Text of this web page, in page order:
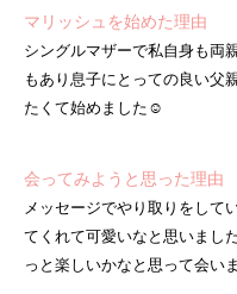
マリッシュを始めた理由
シングルマザーで私自身も両
もあり息子にとっての良い父
たくて始めました☺️
会ってみようと思った理由
メッセージでやり取りをして
てくれて可愛いなと思いまし
っと楽しいかなと思って会い